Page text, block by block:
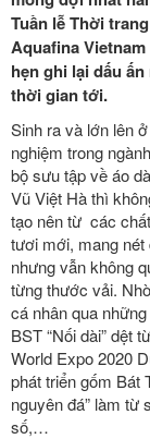
Tuần lễ Thời
Aquafina
hẹn ghi lại dấu
thời gian tới.
Sinh ra và lớn lên
nghiệm trong
bộ sưu tập về áo
Vũ Việt Hà thì
tạo nên từ các
tươi mới, mang
nhưng vẫn không
từng thước vải.
cá nhân qua
BST “Nối dài” dệt
World Expo 2020
phát triển gốm Bát
nguyên đá” làm từ
số,…